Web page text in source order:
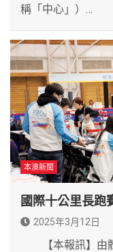
稱「中心」）…
本澳新聞
國際十公里長跑
2025年3月12日
【本報訊】由體